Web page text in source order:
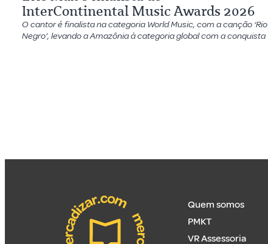
InterContinental Music Awards 2026
O cantor é finalista na categoria World Music, com a canção ‘Rio
Negro’, levando a Amazônia à categoria global com a conquista
Quem somos
PMKT
VR Assessoria